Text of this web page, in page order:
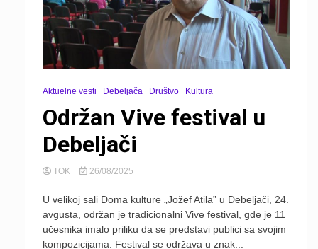
Aktuelne vesti Debeljača Društvo Kultura
Održan Vive festival u
Debeljači
TOK 26/08/2025
U velikoj sali Doma kulture „Jožef Atila” u Debeljači, 24.
avgusta, održan je tradicionalni Vive festival, gde je 11
učesnika imalo priliku da se predstavi publici sa svojim
kompozicijama. Festival se održava u znak...